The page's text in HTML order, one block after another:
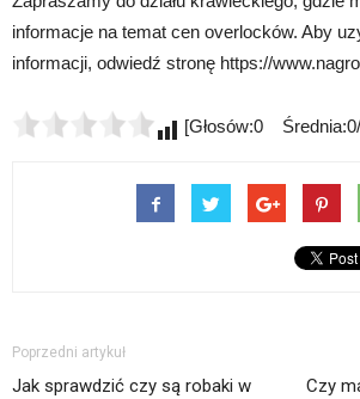
informacje na temat cen overlocków. Aby
informacji, odwiedź stronę https://
[Głosów:0
Poprzedni artykuł
Jak sprawdzić czy są robaki w
Czy